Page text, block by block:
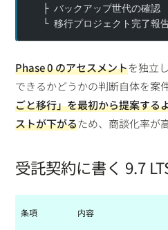
  ├ バックアップ世代の確認
└ 移行プロジェクト完了報
Phase 0 のアセスメントを独立
できるかどうかの判断自体を案
ごと移行」を最初から提案する
ストが下がるため、商談化率が
受託契約に書く 9.7
条項 内容